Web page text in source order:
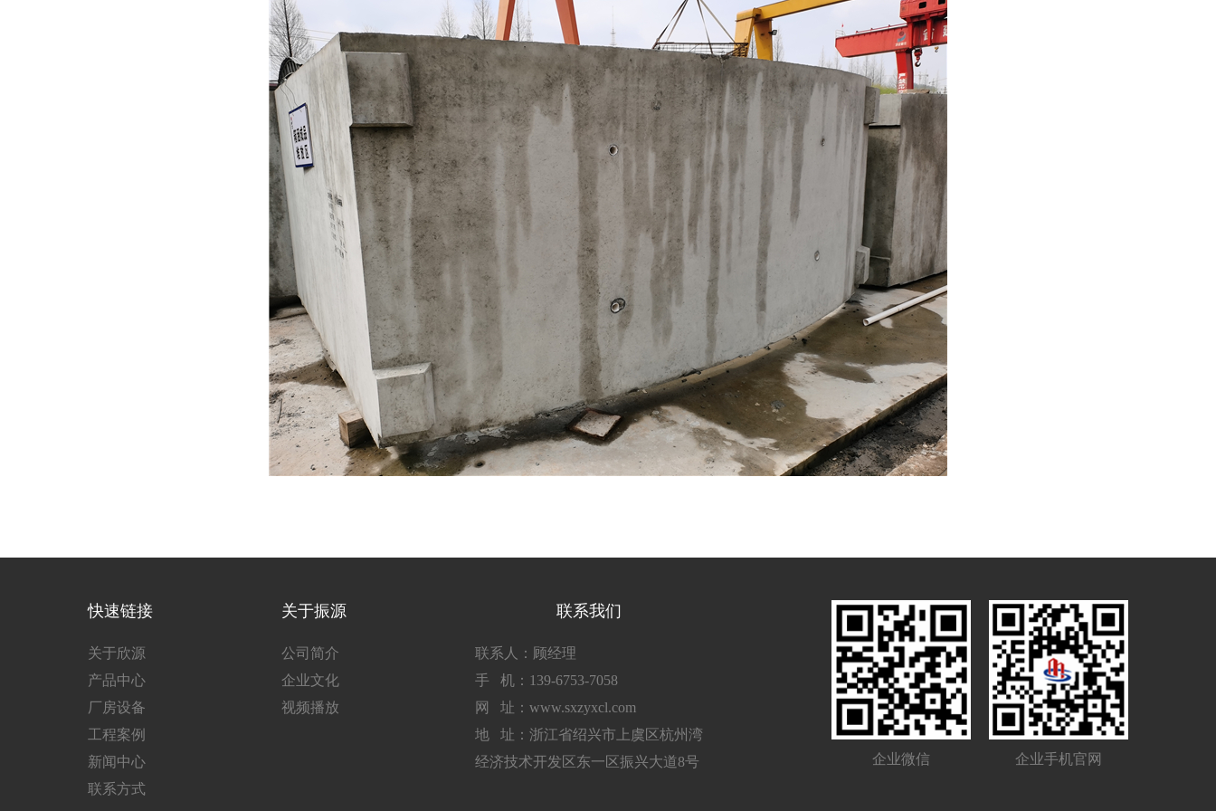
快速链接
关于欣源
产品中心
厂房设备
工程案例
新闻中心
联系方式
关于振源
公司简介
企业文化
视频播放
联系我们
联系人：顾经理
手 机：139-6753-7058
网 址：www.sxzyxcl.com
地 址：浙江省绍兴市上虞区杭州湾
经济技术开发区东一区振兴大道8号
企业微信 企业手机官网